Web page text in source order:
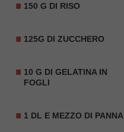
150 G DI RISO
125G DI ZUCCHERO
10 G DI GELATINA IN
FOGLI
1 DL E MEZZO DI PANNA